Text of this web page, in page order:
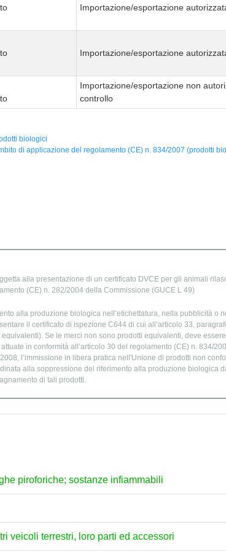
Importazione/esportazione
Importazione/esportazione
Importazione/esportazione non
controllo
biologici
di applicazione del regolamento (CE) n. 834/2007 (prodotti
alla presentazione di un certificato DVCE per gli animali
(CE) n. 282/2004 della Commissione (GUCE L 49)
alla produzione biologica nell’etichettatura, nella pubblicità o
il certificato di ispezione C644 di cui all’articolo 33,
Se le merci non sono prodotti equivalenti, deve
in conformità all’articolo 30 del regolamento (CE) n. 834/
l’immissione in libera pratica nell'Unione di prodotti non
alla soppressione del riferimento alla produzione biologica
di tali prodotti.
piroforiche; sostanze infiammabili
veicoli terrestri, loro parti ed accessori